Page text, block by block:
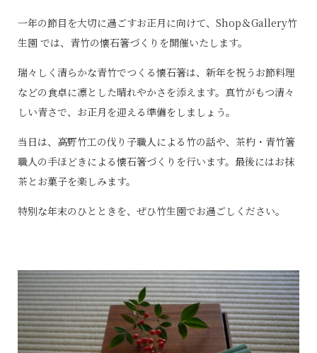
一年の節目を大切に過ごすお正月に向けて、 Shop＆Gallery竹
生園 では、青竹の懐石箸づくりを開催いたします。
瑞々しく清らかな青竹でつくる懐石箸は、新年を祝うお節料理
などの食卓に凛とした晴れやかさを添えます。真竹がもつ清々
しい青さで、お正月を迎える準備をしましょう。
当日は、高野竹工の伐り子職人による竹の話や、茶杓・青竹箸
職人の手ほどきによる懐石箸づくりを行います。最後にはお抹
茶とお菓子を楽しみます。
特別な年末のひとときを、ぜひ竹生園でお過ごしください。